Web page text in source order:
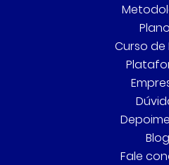
Curso de
Blog
Fale